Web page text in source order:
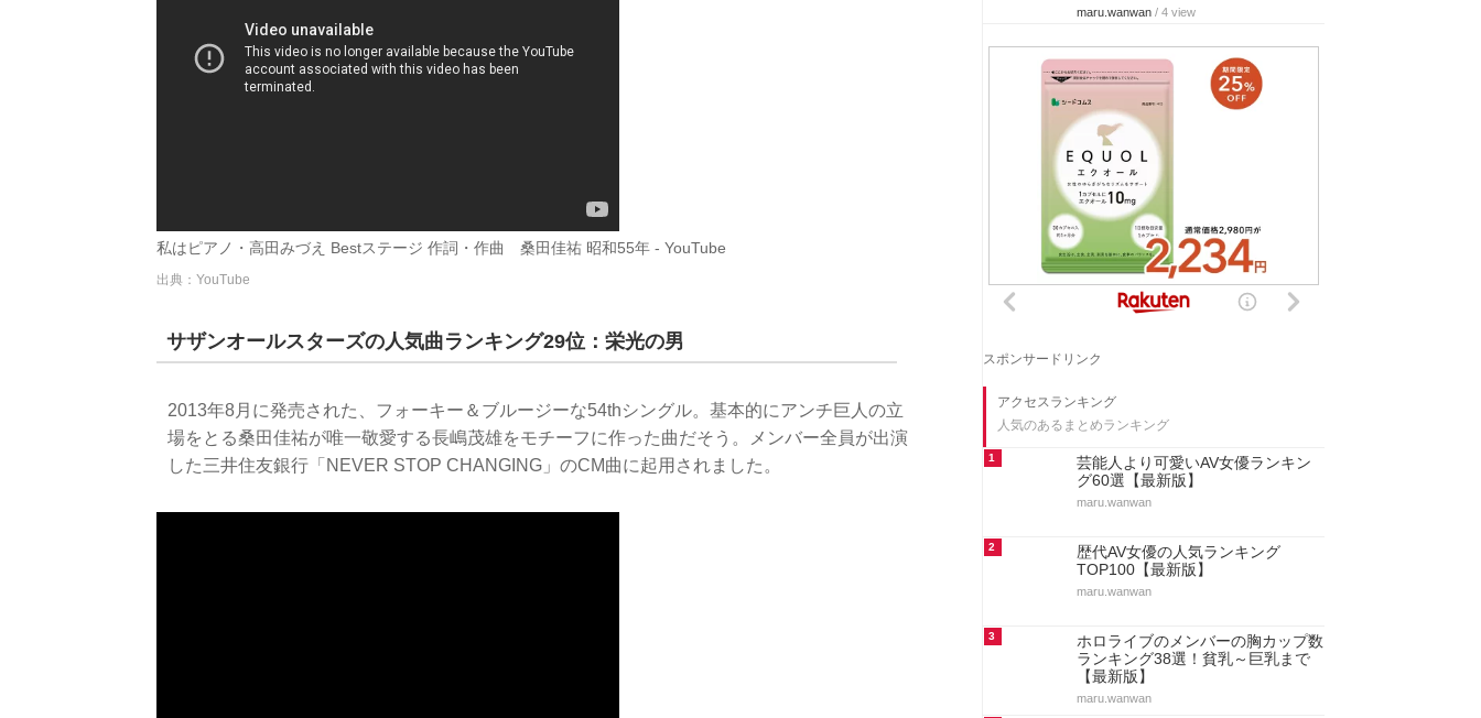
私はピアノ・高田みづえ Bestステージ 作詞・作曲 桑田佳祐 昭和55年 - YouTube
出典：YouTube
サザンオールスターズの人気曲ランキング29位：栄光の男
2013年8月に発売された、フォーキー＆ブルージーな54thシングル。基本的にアンチ巨人の立
場をとる桑田佳祐が唯一敬愛する長嶋茂雄をモチーフに作った曲だそう。メンバー全員が出演
した三井住友銀行「NEVER STOP CHANGING」のCM曲に起用されました。
maru.wanwan / 4 view
スポンサードリンク
アクセスランキング
人気のあるまとめランキング
1
芸能人より可愛いAV女優ランキン
グ60選【最新版】
maru.wanwan
2
歴代AV女優の人気ランキング
TOP100【最新版】
maru.wanwan
3
ホロライブのメンバーの胸カップ数
ランキング38選！貧乳～巨乳まで
【最新版】
maru.wanwan